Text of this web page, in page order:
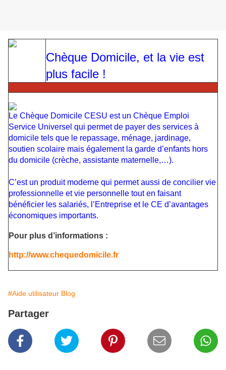
Chèque Domicile, et la vie est
plus facile !
Le Chèque Domicile CESU est un Chèque Emploi
Service Universel qui permet de payer des services à
domicile tels que le repassage, ménage, jardinage,
soutien scolaire mais également la garde d’enfants hors
du domicile (crèche, assistante maternelle,…).
C’est un produit moderne qui permet aussi de concilier vie
professionnelle et vie personnelle tout en faisant
bénéficier les salariés, l’Entreprise et le CE d’avantages
économiques importants.
Pour plus d’informations :
http://www.chequedomicile.fr
#Aide utilisateur Blog
Partager